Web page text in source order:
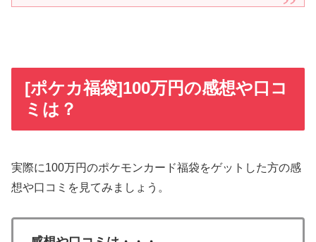
[ポケカ福袋]100万円の感想や口コ
ミは？
実際に100万円のポケモンカード福袋をゲットした方の感
想や口コミを見てみましょう。